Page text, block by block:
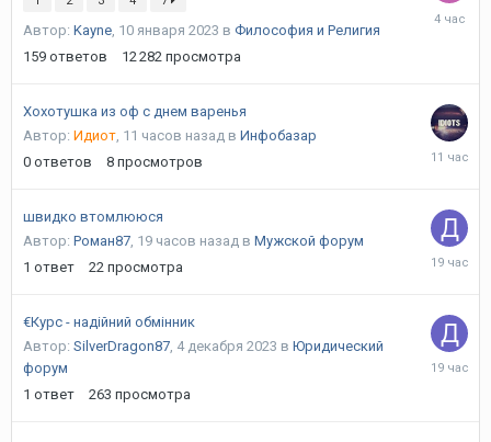
Автор: Kayne, 10 января 2023 в Философия и Религия
159 ответов 12 282 просмотра
4
Хохотушка из оф с днем варенья
Автор: Идиот, 11 часов назад в Инфобазар
0 ответов 8 просмотров
11
швидко втомлююся
Автор: Роман87, 19 часов назад в Мужской форум
1 ответ 22 просмотра
19
€Курс - надійний обмінник
Автор: SilverDragon87, 4 декабря 2023 в Юридический
форум
1 ответ 263 просмотра
19